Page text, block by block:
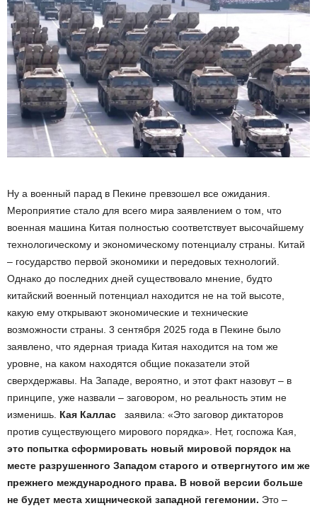
Ну а военный парад в Пекине превзошел все ожидания.
Мероприятие стало для всего мира заявлением о том, что
военная машина Китая полностью соответствует высочайшему
технологическому и экономическому потенциалу страны. Китай
– государство первой экономики и передовых технологий.
Однако до последних дней существовало мнение, будто
китайский военный потенциал находится не на той высоте,
какую ему открывают экономические и технические
возможности страны. 3 сентября 2025 года в Пекине было
заявлено, что ядерная триада Китая находится на том же
уровне, на каком находятся общие показатели этой
сверхдержавы. На Западе, вероятно, и этот факт назовут – в
принципе, уже назвали – заговором, но реальность этим не
изменишь. Кая Каллас
заявила: «Это заговор диктаторов
против существующего мирового порядка». Нет, госпожа Кая,
это попытка сформировать новый мировой порядок на
месте разрушенного Западом старого и отвергнутого им же
прежнего международного права. В новой версии больше
не будет места хищнической западной гегемонии. Это –